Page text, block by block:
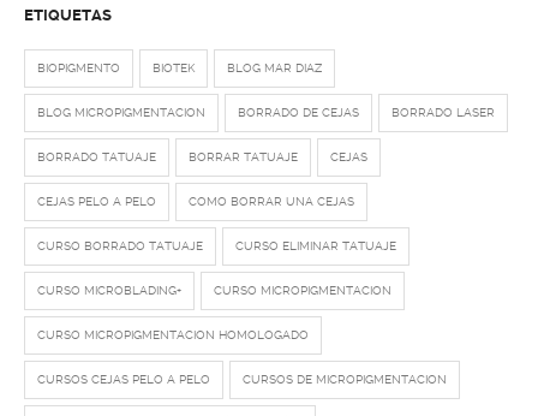
ETIQUETAS
BIOPIGMENTO BIOTEK BLOG MAR DIAZ
BLOG MICROPIGMENTACION BORRADO DE CEJAS BORRADO LASER
BORRADO TATUAJE BORRAR TATUAJE CEJAS
CEJAS PELO A PELO COMO BORRAR UNA CEJAS
CURSO BORRADO TATUAJE CURSO ELIMINAR TATUAJE
CURSO MICROBLADING+ CURSO MICROPIGMENTACION
CURSO MICROPIGMENTACION HOMOLOGADO
CURSOS CEJAS PELO A PELO CURSOS DE MICROPIGMENTACION